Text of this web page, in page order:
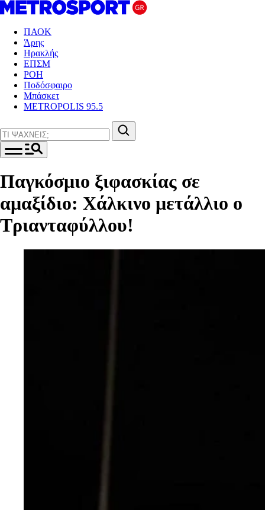
ΠΑΟΚ
Άρης
Ηρακλής
ΕΠΣΜ
ΡΟΗ
Ποδόσφαιρο
Μπάσκετ
METROPOLIS 95.5
Παγκόσμιο ξιφασκίας σε
αμαξίδιο: Χάλκινο μετάλλιο ο
Τριανταφύλλου!